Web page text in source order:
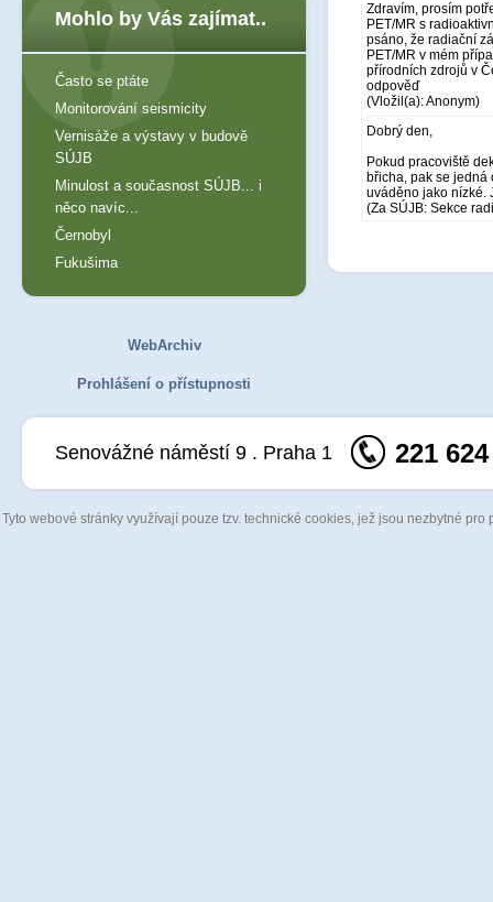
Zdravím, prosím
PET/MR s
psáno, že radiační
PET/MR v mém
přírodních zdrojů v
odpověď
(Vložil(a): Anonym)
Dobrý den,
Pokud pracoviště
břicha, pak se jedná
uváděno jako nízké.
(Za SÚJB: Sekce
Mohlo by Vás zajímat..
Často se ptáte
Monitorování seismicity
Vernisáže a výstavy v budově
SÚJB
Minulost a současnost SÚJB... i
něco navíc...
Černobyl
Fukušima
WebArchiv
Prohlášení o přístupnosti
Senovážné náměstí 9 . Praha 1 221
Tyto webové stránky využívají pouze tzv. technické cookies, jež jsou nezbytné